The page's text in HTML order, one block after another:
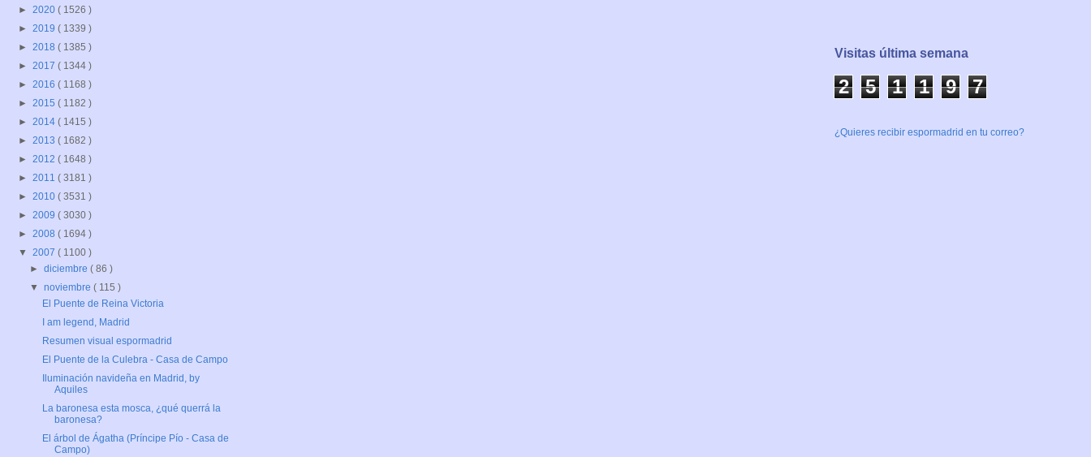
► 2020 ( 1526 )
► 2019 ( 1339 )
► 2018 ( 1385 )
► 2017 ( 1344 )
► 2016 ( 1168 )
► 2015 ( 1182 )
► 2014 ( 1415 )
► 2013 ( 1682 )
► 2012 ( 1648 )
► 2011 ( 3181 )
► 2010 ( 3531 )
► 2009 ( 3030 )
► 2008 ( 1694 )
▼ 2007 ( 1100 )
►diciembre( 86 )
▼noviembre( 115 )
El Puente de Reina Victoria
I am legend, Madrid
Resumen visual espormadrid
El Puente de la Culebra - Casa de Campo
Iluminación navideña en Madrid, by
Aquiles
La baronesa esta mosca, ¿qué querrá la
baronesa?
El árbol de Ágatha (Príncipe Pío - Casa de
Campo)
Visitas última semana
2 5 1 1 9 7
¿Quieres recibir espormadrid en tu correo?